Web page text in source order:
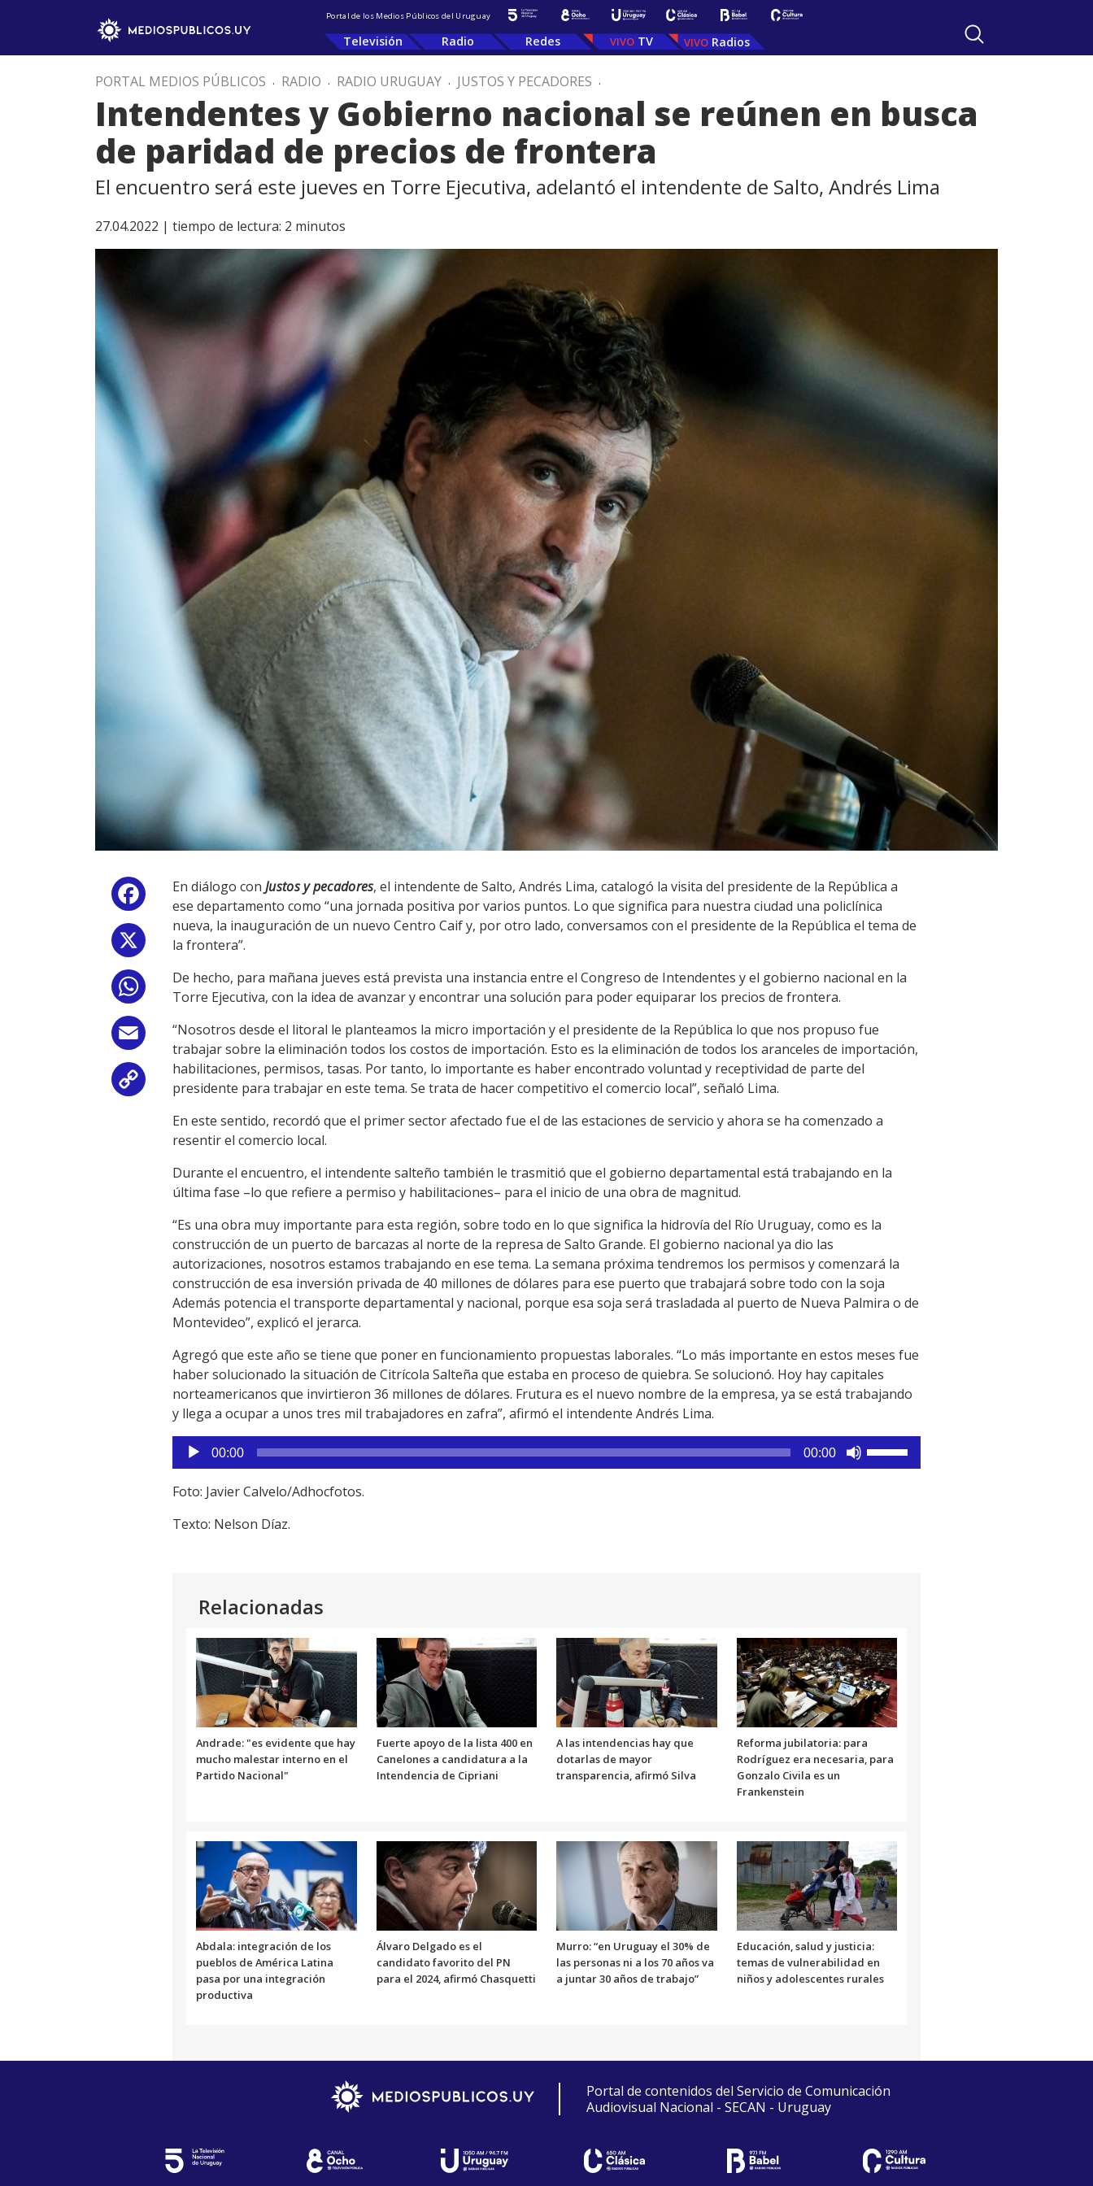
Portal de los Medios Públicos del Uruguay
Televisión Radio Redes TV Radios
PORTAL MEDIOS PÚBLICOS . RADIO . RADIO URUGUAY . JUSTOS Y PECADORES .
Intendentes y Gobierno nacional se reúnen en busca
de paridad de precios de frontera
El encuentro será este jueves en Torre Ejecutiva, adelantó el intendente de Salto, Andrés Lima
27.04.2022 | tiempo de lectura: 2 minutos
Facebook
WhatsApp
Email
Copy
Link
En diálogo con Justos y pecadores, el intendente de Salto, Andrés Lima, catalogó la visita del presidente de la República a
ese departamento como “una jornada positiva por varios puntos. Lo que significa para nuestra ciudad una policlínica
nueva, la inauguración de un nuevo Centro Caif y, por otro lado, conversamos con el presidente de la República el tema de
la frontera”.
De hecho, para mañana jueves está prevista una instancia entre el Congreso de Intendentes y el gobierno nacional en la
Torre Ejecutiva, con la idea de avanzar y encontrar una solución para poder equiparar los precios de frontera.
“Nosotros desde el litoral le planteamos la micro importación y el presidente de la República lo que nos propuso fue
trabajar sobre la eliminación todos los costos de importación. Esto es la eliminación de todos los aranceles de importación,
habilitaciones, permisos, tasas. Por tanto, lo importante es haber encontrado voluntad y receptividad de parte del
presidente para trabajar en este tema. Se trata de hacer competitivo el comercio local”, señaló Lima.
En este sentido, recordó que el primer sector afectado fue el de las estaciones de servicio y ahora se ha comenzado a
resentir el comercio local.
Durante el encuentro, el intendente salteño también le trasmitió que el gobierno departamental está trabajando en la
última fase –lo que refiere a permiso y habilitaciones– para el inicio de una obra de magnitud.
“Es una obra muy importante para esta región, sobre todo en lo que significa la hidrovía del Río Uruguay, como es la
construcción de un puerto de barcazas al norte de la represa de Salto Grande. El gobierno nacional ya dio las
autorizaciones, nosotros estamos trabajando en ese tema. La semana próxima tendremos los permisos y comenzará la
construcción de esa inversión privada de 40 millones de dólares para ese puerto que trabajará sobre todo con la soja
Además potencia el transporte departamental y nacional, porque esa soja será trasladada al puerto de Nueva Palmira o de
Montevideo”, explicó el jerarca.
Agregó que este año se tiene que poner en funcionamiento propuestas laborales. “Lo más importante en estos meses fue
haber solucionado la situación de Citrícola Salteña que estaba en proceso de quiebra. Se solucionó. Hoy hay capitales
norteamericanos que invirtieron 36 millones de dólares. Frutura es el nuevo nombre de la empresa, ya se está trabajando
y llega a ocupar a unos tres mil trabajadores en zafra”, afirmó el intendente Andrés Lima.
Reproductor
de
audio
00:00 00:00
el
volumen.
Foto: Javier Calvelo/Adhocfotos.
Texto: Nelson Díaz.
Relacionadas
Andrade: "es evidente que hay
mucho malestar interno en el
Partido Nacional"
Fuerte apoyo de la lista 400 en
Canelones a candidatura a la
Intendencia de Cipriani
A las intendencias hay que
dotarlas de mayor
transparencia, afirmó Silva
Reforma jubilatoria: para
Rodríguez era necesaria, para
Gonzalo Civila es un
Frankenstein
Abdala: integración de los
pueblos de América Latina
pasa por una integración
productiva
Álvaro Delgado es el
candidato favorito del PN
para el 2024, afirmó Chasquetti
Murro: “en Uruguay el 30% de
las personas ni a los 70 años va
a juntar 30 años de trabajo”
Educación, salud y justicia:
temas de vulnerabilidad en
niños y adolescentes rurales
Portal de contenidos del Servicio de Comunicación
Audiovisual Nacional - SECAN - Uruguay